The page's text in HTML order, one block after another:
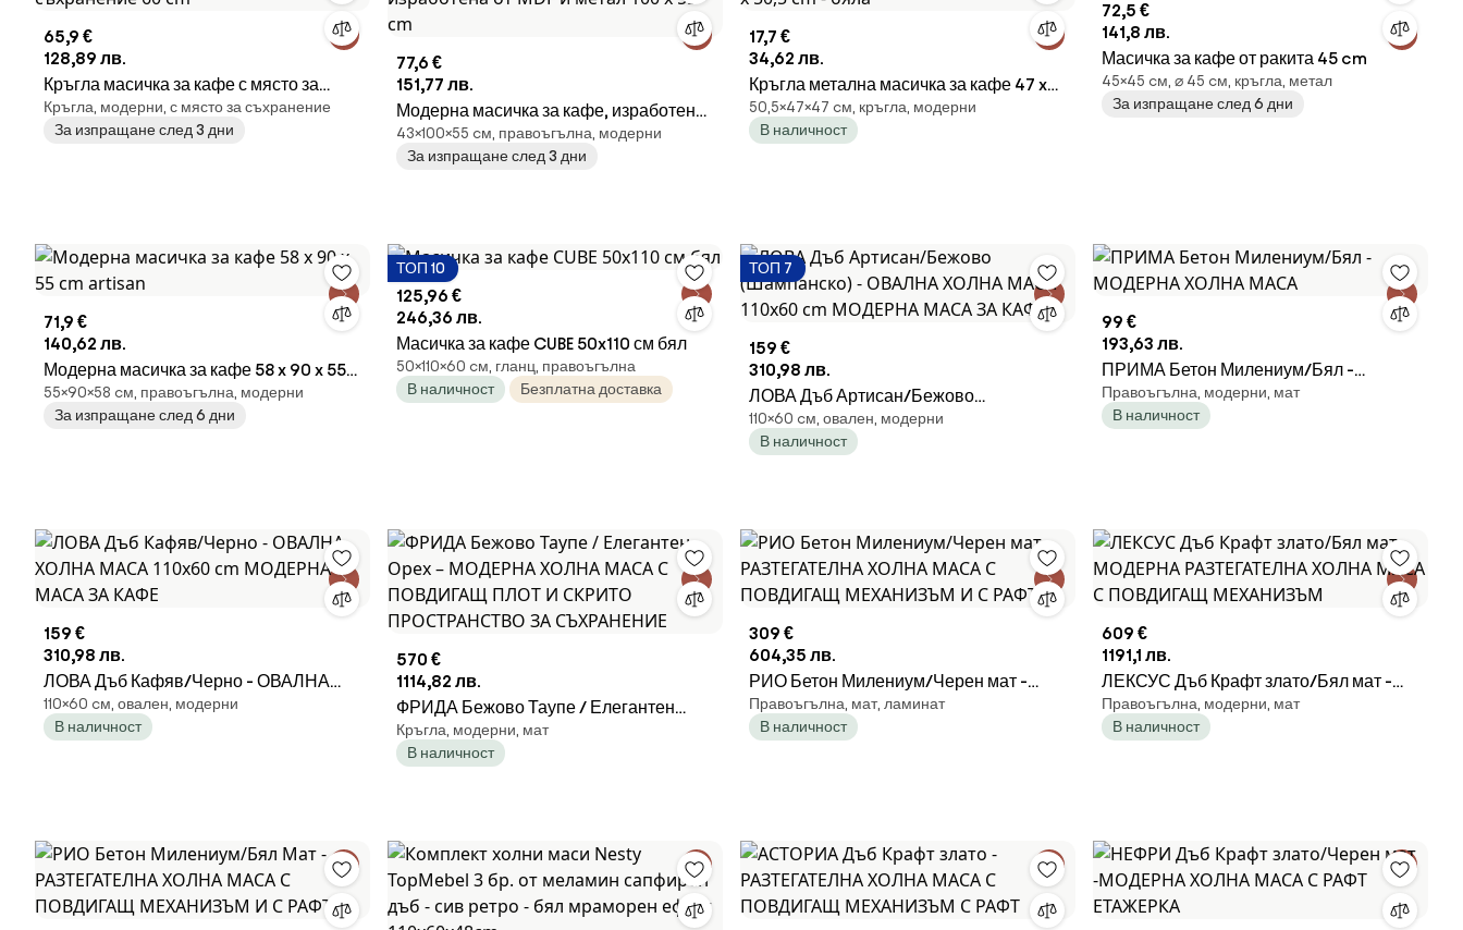
65,9 €
128,89 лв.
Кръгла масичка за кафе с място за
съхранение 60 cm
Кръгла, модерни, с място за съхранение
За изпращане след 3 дни
77,6 €
151,77 лв.
Модерна масичка за кафе, изработена
от MDF и метал 100 x 55 cm
43×100×55 cм, правоъгълна, модерни
За изпращане след 3 дни
17,7 €
34,62 лв.
Кръгла метална масичка за кафе 47 x
50,5 cm - бяла
50,5×47×47 cм, кръгла, модерни
В наличност
72,5 €
141,8 лв.
Масичка за кафе от ракита 45 cm
45×45 cм, ⌀ 45 cм, кръгла, метал
За изпращане след 6 дни
71,9 €
140,62 лв.
Модерна масичка за кафе 58 x 90 x 55
cm artisan
55×90×58 cм, правоъгълна, модерни
За изпращане след 6 дни
ТОП 10
125,96 €
246,36 лв.
Масичка за кафе CUBE 50x110 см бял
50×110×60 cм, гланц, правоъгълна
В наличност
Безплатна доставка
ТОП 7
159 €
310,98 лв.
ЛОВА Дъб Артисан/Бежово
(Шампанско) - ОВАЛНА ХОЛНА МАСА
110x60 cm МОДЕРНА МАСА ЗА КАФЕ
110×60 cм, овален, модерни
В наличност
99 €
193,63 лв.
ПРИМА Бетон Милениум/Бял -
МОДЕРНА ХОЛНА МАСА
Правоъгълна, модерни, мат
В наличност
159 €
310,98 лв.
ЛОВА Дъб Кафяв/Черно - ОВАЛНА
ХОЛНА МАСА 110x60 cm МОДЕРНА
МАСА ЗА КАФЕ
110×60 cм, овален, модерни
В наличност
570 €
1114,82 лв.
ФРИДА Бежово Таупе / Елегантен
Орех – МОДЕРНА ХОЛНА МАСА С
ПОВДИГАЩ ПЛОТ И СКРИТО
Кръгла, модерни, мат
В наличност
309 €
604,35 лв.
РИО Бетон Милениум/Черен мат -
РАЗТЕГАТЕЛНА ХОЛНА МАСА С
ПОВДИГАЩ МЕХАНИЗЪМ И С РАФТ
Правоъгълна, мат, ламинат
В наличност
609 €
1191,1 лв.
ЛЕКСУС Дъб Крафт злато/Бял мат -
МОДЕРНА РАЗТЕГАТЕЛНА ХОЛНА
МАСА С ПОВДИГАЩ МЕХАНИЗЪМ
Правоъгълна, модерни, мат
В наличност